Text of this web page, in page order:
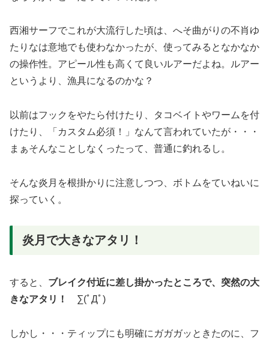
西湘サーフでこれが大流行した頃は、へそ曲がりの不肖ゆ
たりなは意地でも使わなかったが、使ってみるとなかなか
の操作性。アピール性も高くて良いルアーだよね。ルアー
というより、漁具になるのかな？
以前はフックをやたら付けたり、タコベイトやワームを付
けたり、「カスタム必須！」なんて言われていたが・・・
まぁそんなことしなくったって、普通に釣れるし。
そんな炎月を根掛かりに注意しつつ、ボトムをていねいに
探っていく。
炎月で大きなアタリ！
すると、 ブレイク付近に差し掛かったところで、突然の大
きなアタリ！
∑(ﾟДﾟ)
しかし・・・ティップにも明確にガガガッときたのに、フ